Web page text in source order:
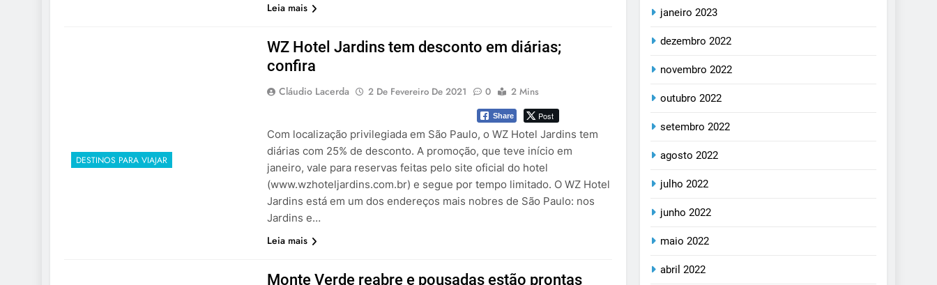
Leia mais
DESTINOS PARA VIAJAR
WZ Hotel Jardins tem desconto em diárias;
confira
Cláudio Lacerda 2 De Fevereiro De 2021 0 2 Mins
Share Post
Com localização privilegiada em São Paulo, o WZ Hotel Jardins tem
diárias com 25% de desconto. A promoção, que teve início em
janeiro, vale para reservas feitas pelo site oficial do hotel
(www.wzhoteljardins.com.br) e segue por tempo limitado. O WZ Hotel
Jardins está em um dos endereços mais nobres de São Paulo: nos
Jardins e…
Leia mais
Monte Verde reabre e pousadas estão prontas
janeiro 2023
dezembro 2022
novembro 2022
outubro 2022
setembro 2022
agosto 2022
julho 2022
junho 2022
maio 2022
abril 2022